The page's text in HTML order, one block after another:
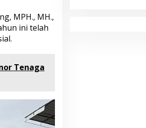
MPH., MH.,
ini telah
Tenaga